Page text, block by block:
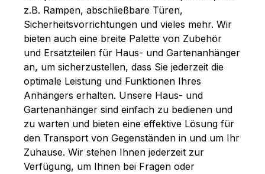
z.B. Rampen, abschließbare Türen,
Sicherheitsvorrichtungen und vieles mehr. Wir
bieten auch eine breite Palette von Zubehör
und Ersatzteilen für Haus- und Gartenanhänger
an, um sicherzustellen, dass Sie jederzeit die
optimale Leistung und Funktionen Ihres
Anhängers erhalten. Unsere Haus- und
Gartenanhänger sind einfach zu bedienen und
zu warten und bieten eine effektive Lösung für
den Transport von Gegenständen in und um Ihr
Zuhause. Wir stehen Ihnen jederzeit zur
Verfügung, um Ihnen bei Fragen oder